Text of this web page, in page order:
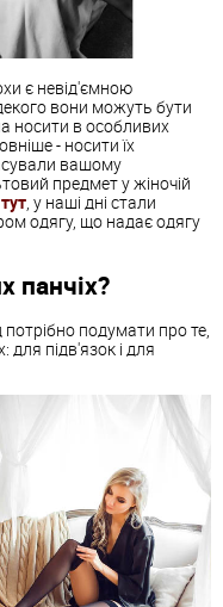
є невід'ємною
вони можуть бути
носити в особливих
- носити їх
вашому
предмет у жіночій
тут, у наші дні стали
одягу, що надає одягу
панчіх?
подумати про те,
для підв'язок і для